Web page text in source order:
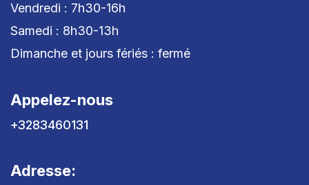
Vendredi : 7h30-16h
Samedi : 8h30-13h
Dimanche et jours fériés : fermé
Appelez-nous
+3283460131
Adresse: